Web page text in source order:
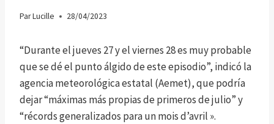
ParLucille 28/04/2023
“Durante el jueves 27 y el viernes 28 es muy probable
que se dé el punto álgido de este episodio”, indicó la
agencia meteorológica estatal (Aemet), que podría
dejar “máximas más propias de primeros de julio” y
“récords generalizados para un mois d’avril ».